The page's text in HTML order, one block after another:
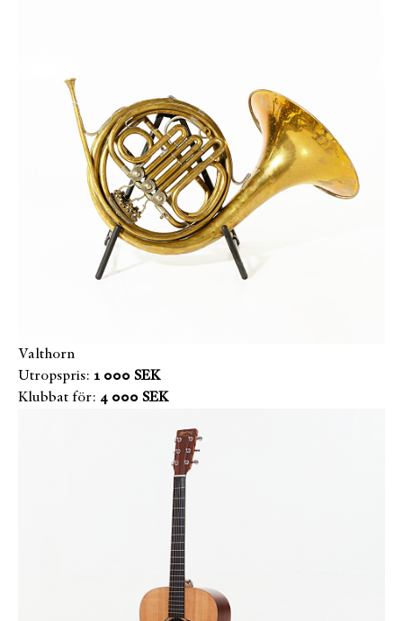
Valthorn
Utropspris: 1 000 SEK
Klubbat för: 4 000 SEK